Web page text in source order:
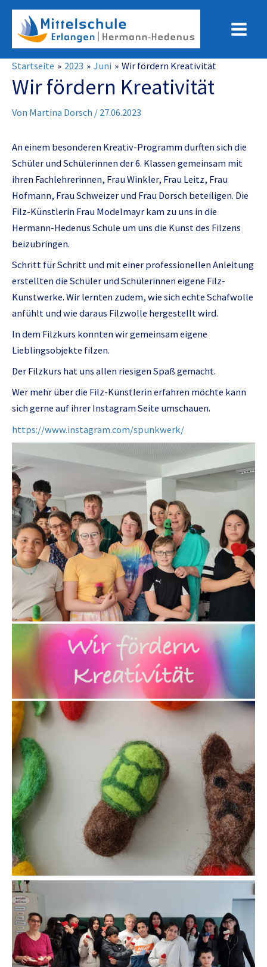
Zum
Inhalt
springen
Main
Startseite 2023 Juni Wir fördern Kreativität
Wir fördern Kreativität
Von Martina Dorsch / 27.06.2023
An einem besonderen Kreativ-Programm durften sich die
Schüler und Schülerinnen der 6. Klassen gemeinsam mit
ihren Fachlehrerinnen, Frau Winkler, Frau Leitz, Frau
Hofmann, Frau Schweizer und Frau Dorsch beteiligen. Die
Filz-Künstlerin Frau Modelmayr kam zu uns in die
Hermann-Hedenus Schule um uns die Kunst des Filzens
beizubringen.
Schritt für Schritt und mit einer professionellen Anleitung
erstellten die Schüler und Schülerinnen eigene Filz-
Kunstwerke. Wir lernten zudem, wie sich echte Schafwolle
anfühlt und wie daraus Filzwolle hergestellt wird.
In dem Filzkurs konnten wir gemeinsam eigene
Lieblingsobjekte filzen.
Der Filzkurs hat uns allen riesigen Spaß gemacht.
Wer mehr über die Filz-Künstlerin erfahren möchte kann
sich gerne auf ihrer Instagram Seite umschauen.
https://www.instagram.com/spunkwerk/